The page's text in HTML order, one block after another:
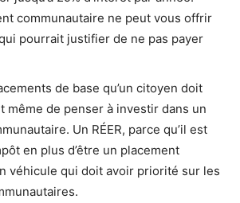
communautaire ne peut vous offrir
pourrait justifier de ne pas payer
de base qu’un citoyen doit
même de penser à investir dans un
Un RÉER, parce qu’il est
en plus d’être un placement
véhicule qui doit avoir priorité sur les